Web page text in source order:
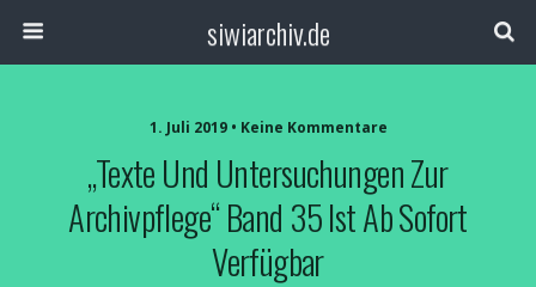
siwiarchiv.de
1. Juli 2019 • Keine Kommentare
„Texte Und Untersuchungen Zur
Archivpflege“ Band 35 Ist Ab Sofort
Verfügbar